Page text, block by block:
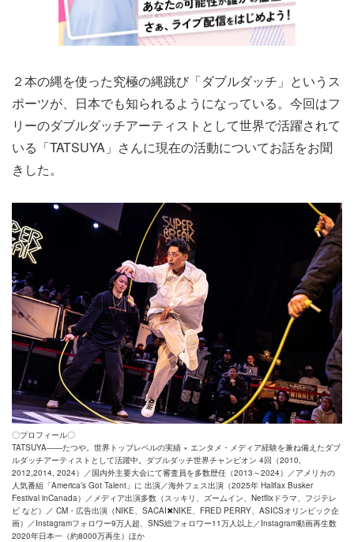
２本の縄を使った究極の縄跳び「ダブルダッチ」というス
ポーツが、日本でも知られるようになっている。今回はフ
リーのダブルダッチアーティストとして世界で活躍されて
いる「TATSUYA」さんに現在の活動についてお話をお聞
きした。
〇プロフィール〇
TATSUYA――たつや。世界トップレベルの実績 × エンタメ・メディア経験を兼ね備えたダブ
ルダッチアーティストとして活躍中。ダブルダッチ世界チャンピオン 4回（2010,
2012,2014, 2024）／国内外主要大会にて審査員を多数歴任（2013～2024）／アメリカの
人気番組「America’s Got Talent」に 出演／海外フェス出演（2025年 Halifax Busker
Festival inCanada）／メディア出演多数（スッキリ、ズームイン、Netflixドラマ、フジテレ
ビ など）／ CM・広告出演（NIKE、SACAI✖NIKE、FRED PERRY、ASICSオリンピック企
画）／Instagramフォロワー9万人超、SNS総フォロワー11万人以上／Instagram動画再生数
2020年日本一（約8000万再生）ほか